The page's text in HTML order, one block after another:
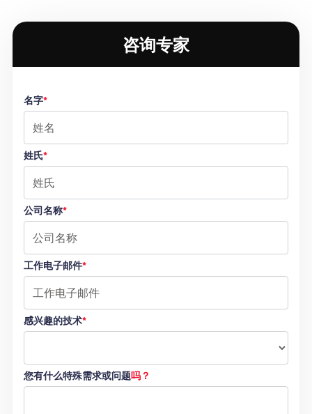
咨询专家
名字*
姓氏*
公司名称*
工作电子邮件*
感兴趣的技术*
您有什么特殊需求或问题吗？